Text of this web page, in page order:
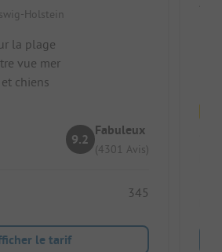
Holstein
la plage
vue mer
chiens
9.2
Fabuleux
(4301 Avis)
345
le tarif